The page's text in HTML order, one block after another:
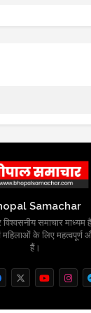
Samachar
समाचार माध्यम है।
महिलाओं के लिए
हैं।